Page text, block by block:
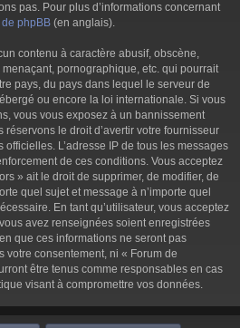
pas. Pour plus d’informations concernant
de phpBB (en anglais).
contenu à caractère abusif, obscène,
pornographique, etc. qui pourrait
pays, du pays dans lequel le serveur de
ou encore la loi internationale. Si vous
vous vous exposez à un bannissement
le droit d’avertir votre fournisseur
officielles. L’adresse IP de tous les messages
de ces conditions. Vous acceptez
» ait le droit de supprimer, de modifier, de
quel sujet et message à n’importe quel
En tant qu’utilisateur, vous acceptez
avez renseignées soient enregistrées
que ces informations ne seront pas
votre consentement, ni « Forum de
être tenus comme responsables en cas
visant à compromettre vos données.